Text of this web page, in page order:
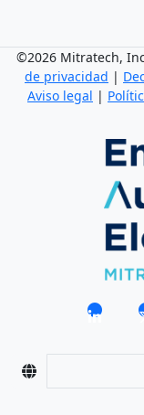
©2026 Mitratech,
de privacidad |
Aviso legal |